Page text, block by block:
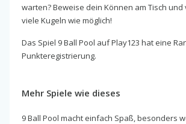
warten? Beweise dein Können am Tisch
viele Kugeln wie möglich!
Das Spiel 9 Ball Pool auf Play123 hat eine
Punkteregistrierung.
Mehr Spiele wie dieses
9 Ball Pool macht einfach Spaß, besonders